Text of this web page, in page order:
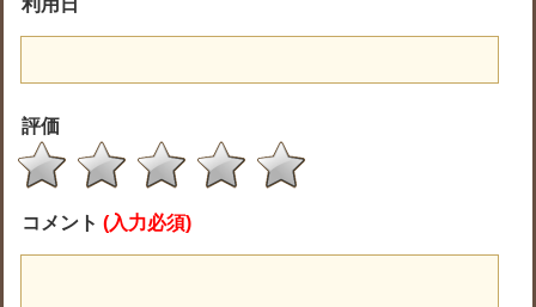
利用日
評価
コメント (入力必須)